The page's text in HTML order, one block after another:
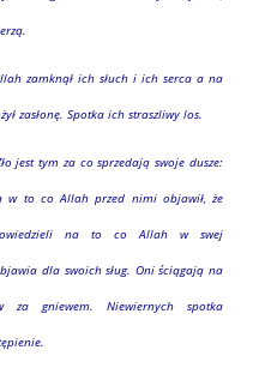
zamknął ich słuch i ich serca a na
zasłonę. Spotka ich straszliwy los.
jest tym za co sprzedają swoje dusze:
w to co Allah przed nimi objawił, że
na to co Allah w swej
dla swoich sług. Oni ściągają na
za gniewem. Niewiernych spotka